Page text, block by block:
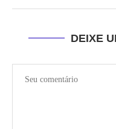
DEIXE